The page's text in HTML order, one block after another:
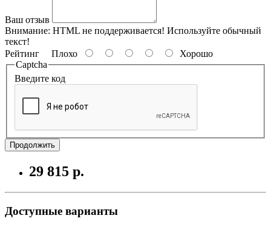
Ваш отзыв
Внимание: HTML не поддерживается! Используйте обычный
текст!
Рейтинг Плохо
Хорошо
Captcha
Введите код
Продолжить
29 815 р.
Доступные варианты